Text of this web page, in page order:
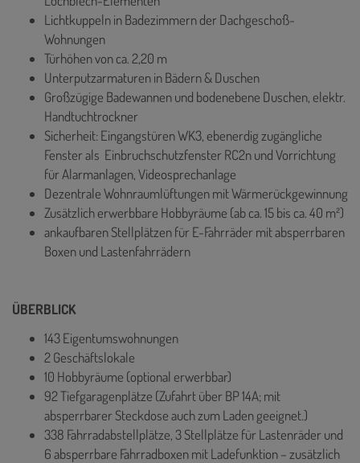
Lichtkuppeln in Badezimmern der Dachgeschoß-
Wohnungen
Türhöhen von ca. 2,20 m
Unterputzarmaturen in Bädern & Duschen
Großzügige Badewannen und bodenebene Duschen, elektr.
Handtuchtrockner
Sicherheit: Eingangstüren WK3, ebenerdig zugängliche
Fenster als Einbruchschutzfenster RC2n und Vorrichtung
für Alarmanlagen, Videosprechanlage
Dezentrale Wohnraumlüftungen mit Wärmerückgewinnung
Zusätzlich erwerbbare Hobbyräume (ab ca. 15 bis ca. 40 m²)
ankaufbaren Stellplätzen für E-Fahrräder mit absperrbaren
Boxen und Lastenfahrrädern
ÜBERBLICK
143 Eigentumswohnungen
2 Geschäftslokale
10 Hobbyräume (optional erwerbbar)
92 Tiefgaragenplätze (Zufahrt über BP 14A; mit
absperrbarer Steckdose auch zum Laden geeignet.)
338 Fahrradabstellplätze, 3 Stellplätze für Lastenräder und
6 absperrbare Fahrradboxen mit Ladefunktion – zusätzlich